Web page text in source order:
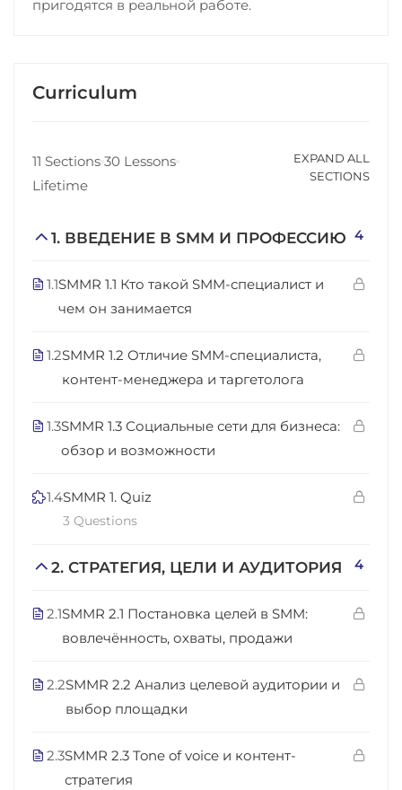
пригодятся в реальной работе.
Curriculum
11 Sections 30 Lessons
Lifetime
EXPAND ALL
SECTIONS
1. ВВЕДЕНИЕ В SMM И ПРОФЕССИЮ 4
1.1SMMR 1.1 Кто такой SMM-специалист и
чем он занимается
1.2SMMR 1.2 Отличие SMM-специалиста,
контент-менеджера и таргетолога
1.3SMMR 1.3 Социальные сети для бизнеса:
обзор и возможности
1.4SMMR 1. Quiz
3 Questions
2. СТРАТЕГИЯ, ЦЕЛИ И АУДИТОРИЯ 4
2.1SMMR 2.1 Постановка целей в SMM:
вовлечённость, охваты, продажи
2.2SMMR 2.2 Анализ целевой аудитории и
выбор площадки
2.3SMMR 2.3 Tone of voice и контент-
стратегия